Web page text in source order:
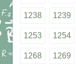
1238 1239
1253 1254
1268 1269